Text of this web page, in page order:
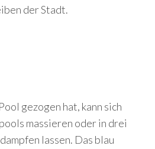
der Stadt.
gezogen hat, kann sich
massieren oder in drei
lassen. Das blau